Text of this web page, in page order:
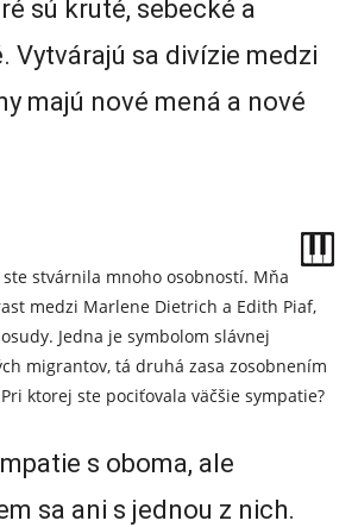
sú kruté, sebecké a
Vytvárajú sa divízie medzi
majú nové mená a nové
ste stvárnila mnoho osobností. Mňa
medzi Marlene Dietrich a Edith Piaf,
Jedna je symbolom slávnej
migrantov, tá druhá zasa zosobnením
ktorej ste pociťovala väčšie sympatie?
s oboma, ale
sa ani s jednou z nich.